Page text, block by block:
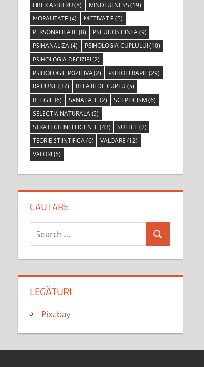
LIBER ARBITRU (8) MINDFULNESS (19)
MORALITATE (4) MOTIVATIE (5)
PERSONALITATE (8) PSEUDOSTIINTA(9)
PSIHANALIZA(4) PSIHOLOGIA CUPLULUI(10)
PSIHOLOGIA DECIZIEI(2)
PSIHOLOGIE POZITIVA(2) PSIHOTERAPIE (29)
RATIUNE (37) RELATII DE CUPLU (5)
RELIGIE (6) SANATATE (2) SCEPTICISM (6)
SELECTIA NATURALA(5)
STRATEGII INTELIGENTE (43) SUFLET(2)
TEORIE STIINTIFICA(6) VALOARE (12)
VALORI(6)
CAUTARE
Search
for:
Search
LEGĂTURI
Pixabay